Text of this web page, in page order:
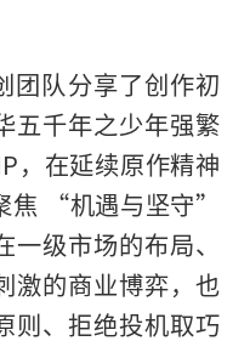
团队分享了创作初
五千年之少年强繁
，在延续原作精神
焦 “机遇与坚守”
级市场的布局、
激的商业博弈，也
则、拒绝投机取巧